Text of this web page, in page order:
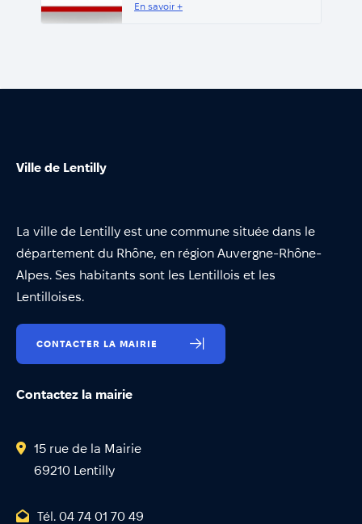
En savoir +
Ville de Lentilly
La ville de Lentilly est une commune située dans le
département du Rhône, en région Auvergne-Rhône-
Alpes. Ses habitants sont les Lentillois et les
Lentilloises.
CONTACTER LA MAIRIE
Contactez la mairie
15 rue de la Mairie
69210 Lentilly
Tél. 04 74 01 70 49